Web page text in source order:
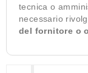
tecnica o
necessario
del fornitore o